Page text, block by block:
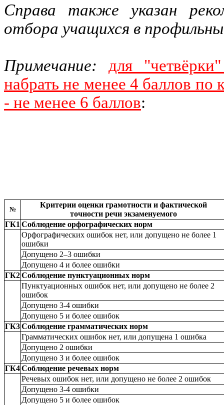
Справа также указан
отбора учащихся в
Примечание:
для
набрать не менее 4 баллов
- не менее 6 баллов:
№
Критерии оценки грамотности и фактической
точности речи экзаменуемого
ГК1 Соблюдение орфографических норм
Орфографических ошибок нет, или допущено не более 1
ошибки
Допущено 2–3 ошибки
Допущено 4 и более ошибки
ГК2Соблюдение пунктуационных норм
Пунктуационных ошибок нет, или допущено не более 2
ошибок
Допущено 3-4 ошибки
Допущено 5 и более ошибок
ГК3Соблюдение грамматических норм
Грамматических ошибок нет, или допущена 1 ошибка
Допущено 2 ошибки
Допущено 3 и более ошибок
ГК4Соблюдение речевых норм
Речевых ошибок нет, или допущено не более 2 ошибок
Допущено 3-4 ошибки
Допущено 5 и более ошибок